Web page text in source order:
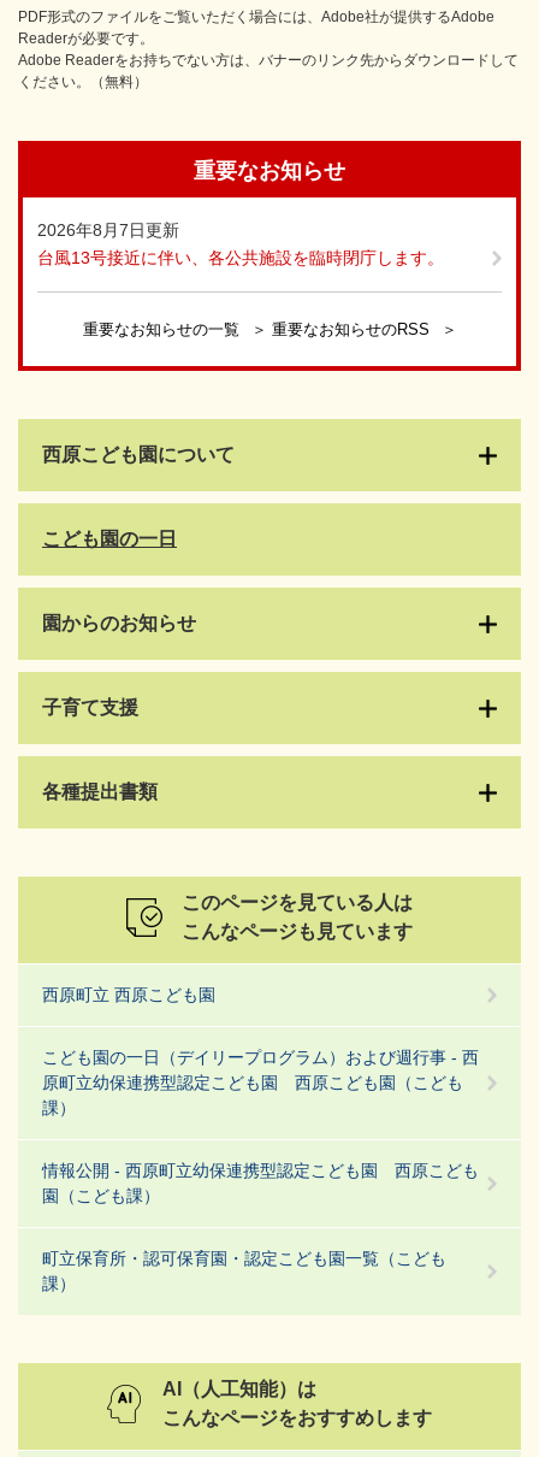
PDF形式のファイルをご覧いただく場合には、Adobe社が提供するAdobe
Readerが必要です。
Adobe Readerをお持ちでない方は、バナーのリンク先からダウンロードして
ください。（無料）
重要なお知らせ
2026年8月7日更新
台風13号接近に伴い、各公共施設を臨時閉庁します。
重要なお知らせの一覧 重要なお知らせのRSS
西原こども園について
こども園の一日
園からのお知らせ
子育て支援
各種提出書類
このページを見ている人は
こんなページも見ています
西原町立 西原こども園
こども園の一日（デイリープログラム）および週行事 - 西
原町立幼保連携型認定こども園 西原こども園（こども
課）
情報公開 - 西原町立幼保連携型認定こども園 西原こども
園（こども課）
町立保育所・認可保育園・認定こども園一覧（こども
課）
AI（人工知能）は
こんなページをおすすめします